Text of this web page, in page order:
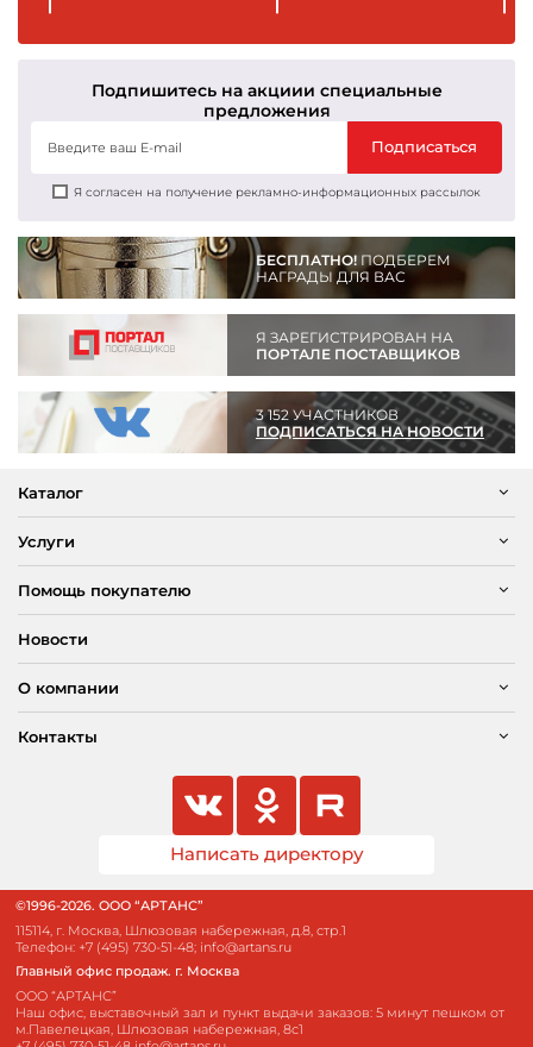
Подпишитесь на акциии специальные
предложения
Подписаться
Я согласен на получение рекламно-информационных рассылок
БЕСПЛАТНО!ПОДБЕРЕМ
НАГРАДЫ ДЛЯ ВАС
Я ЗАРЕГИСТРИРОВАН НА
ПОРТАЛЕ ПОСТАВЩИКОВ
3 152 УЧАСТНИКОВ
ПОДПИСАТЬСЯ НА НОВОСТИ
Каталог
Услуги
Помощь покупателю
Новости
О компании
Контакты
Написать директору
©1996-2026. ООО “АРТАНС”
115114, г. Москва, Шлюзовая набережная, д.8, стр.1
Телефон: +7 (495) 730-51-48; info@artans.ru
Главный офис продаж. г. Москва
ООО “АРТАНС”
Наш офис, выставочный зал и пункт выдачи заказов: 5 минут пешком от
м.Павелецкая, Шлюзовая набережная, 8с1